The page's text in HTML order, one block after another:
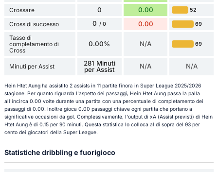
Crossare 0 0.00 52
Cross di successo 0 / 0 0.00 69
Tasso di
completamento di
Cross
0.00% N/A 69
Minuti per Assist
281 Minuti
per Assist
N/A N/A
Hein Htet Aung ha assistito 2 assists in 11 partite finora in Super League 2025/2026
stagione. Per quanto riguarda l'aspetto dei passaggi, Hein Htet Aung passa la palla
all'incirca 0.00 volte durante una partita con una percentuale di completamento dei
passaggi di 0.00. Inoltre gioca 0.00 passaggi chiave ogni partita che portano a
significative occasioni da gol. Complessivamente, l'output di xA (Assist previsti) di Hein
Htet Aung è di 0.15 per 90 minuti. Questa statistica lo colloca al di sopra del 93 per
cento dei giocatori della Super League.
Statistiche dribbling e fuorigioco